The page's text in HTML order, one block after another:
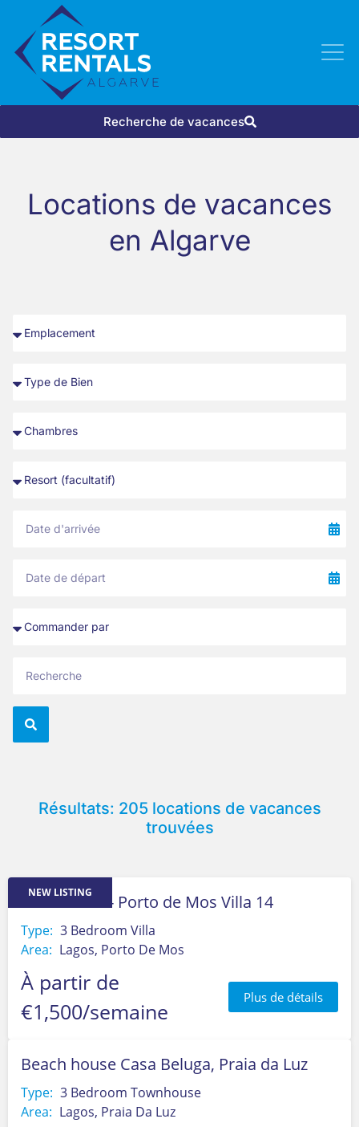
Recherche de vacances
Locations de vacances
en Algarve​
Résultats: 205 locations de vacances
trouvées
NEW LISTING
Mar A Vista - Porto de Mos Villa 14
Type: 3 Bedroom Villa
Area: Lagos, Porto De Mos
À partir de
€1,500/semaine
Plus de détails
Beach house Casa Beluga, Praia da Luz
Type: 3 Bedroom Townhouse
Area: Lagos, Praia Da Luz